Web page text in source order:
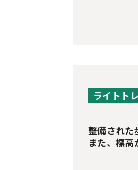
ライトト
整備された
また、標高